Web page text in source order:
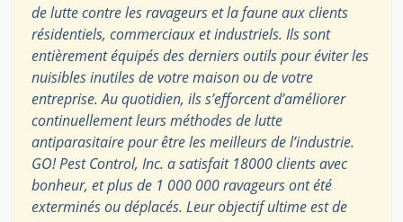
de lutte contre les ravageurs et la faune aux clients
résidentiels, commerciaux et industriels. Ils sont
entièrement équipés des derniers outils pour éviter les
nuisibles inutiles de votre maison ou de votre
entreprise. Au quotidien, ils s’efforcent d’améliorer
continuellement leurs méthodes de lutte
antiparasitaire pour être les meilleurs de l’industrie.
GO! Pest Control, Inc. a satisfait 18000 clients avec
bonheur, et plus de 1 000 000 ravageurs ont été
exterminés ou déplacés. Leur objectif ultime est de